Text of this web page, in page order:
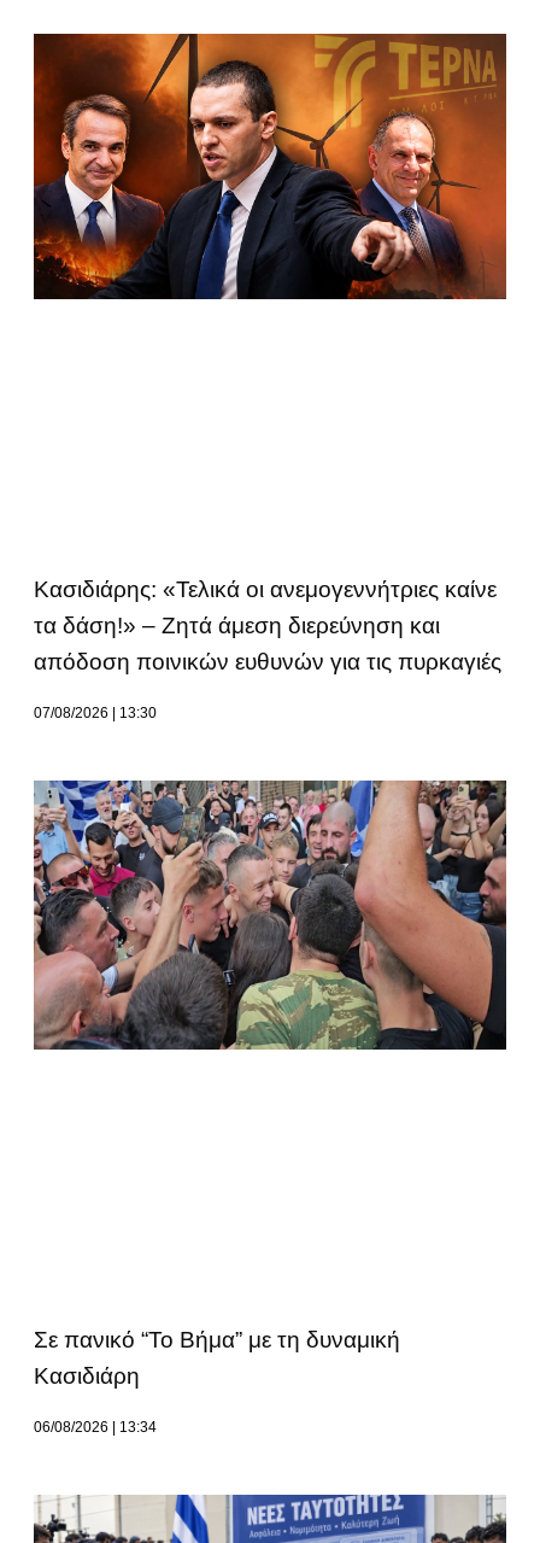
Κασιδιάρης: «Τελικά οι ανεμογεννήτριες καίνε
τα δάση!» – Ζητά άμεση διερεύνηση και
απόδοση ποινικών ευθυνών για τις πυρκαγιές
07/08/2026 13:30
Σε πανικό “Το Βήμα” με τη δυναμική
Κασιδιάρη
06/08/2026 13:34